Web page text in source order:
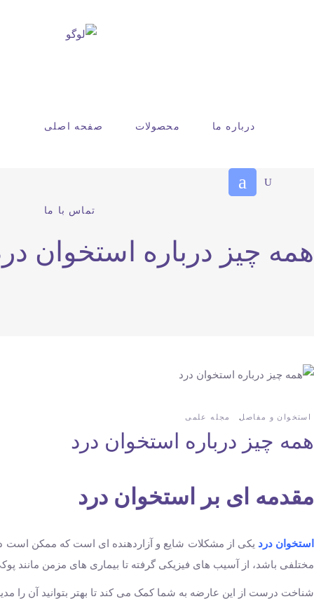
صفحه اصلی محصولات درباره ما
تماس با ما
همه چیز درباره استخوان
استخوان و مفاصل مجله علمی
همه چیز درباره استخوان درد
مقدمه ‌ای بر استخوان درد
استخوان درد یکی از مشکلات شایع و آزاردهنده ‌ای است که ممکن است
مختلفی باشد، از آسیب ‌های فیزیکی گرفته تا بیماری‌ های مزمن مانند
شناخت درست از این عارضه به شما کمک می‌ کند تا بهتر بتوانید آن را